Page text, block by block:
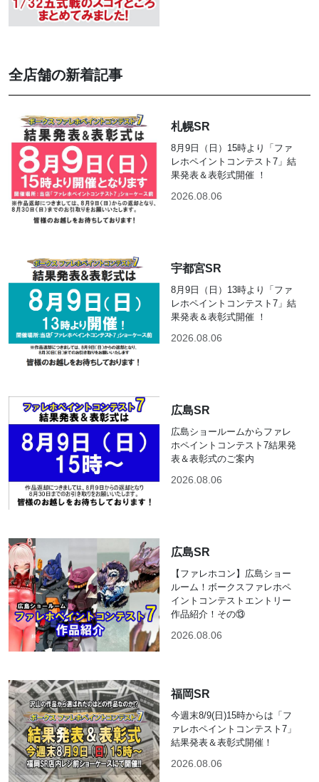
全店舗の新着記事
札幌SR
8月9日（日）15時より「ファ
レホペイントコンテスト7」結
果発表＆表彰式開催 ！
2026.08.06
宇都宮SR
8月9日（日）13時より「ファ
レホペイントコンテスト7」結
果発表＆表彰式開催 ！
2026.08.06
広島SR
広島ショールームからファレ
ホペイントコンテスト7結果発
表＆表彰式のご案内
2026.08.06
広島SR
【ファレホコン】広島ショー
ルーム！ボークスファレホペ
イントコンテストエントリー
作品紹介！その⑬
2026.08.06
福岡SR
今週末8/9(日)15時からは「フ
ァレホペイントコンテスト7」
結果発表＆表彰式開催！
2026.08.06